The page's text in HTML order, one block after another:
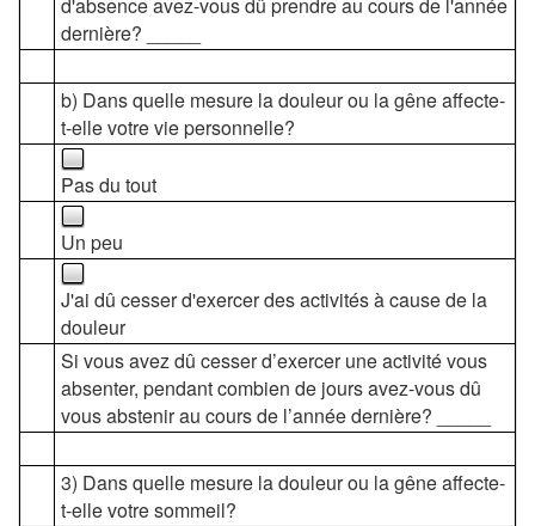
d'absence avez-vous dû prendre au cours de l'année
dernière? _____
b) Dans quelle mesure la douleur ou la gêne affecte-
t-elle votre vie personnelle?
Pas du tout
Un peu
J'ai dû cesser d'exercer des activités à cause de la
douleur
Si vous avez dû cesser d’exercer une activité vous
absenter, pendant combien de jours avez-vous dû
vous abstenir au cours de l’année dernière? _____
3) Dans quelle mesure la douleur ou la gêne affecte-
t-elle votre sommeil?